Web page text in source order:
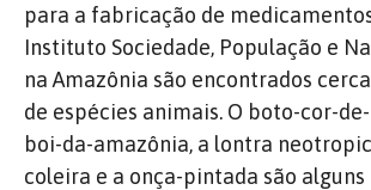
para a fabricação de
Instituto Sociedade, População e
na Amazônia são encontrados
de espécies animais. O boto-cor-
boi-da-amazônia, a lontra
coleira e a onça-pintada são alguns